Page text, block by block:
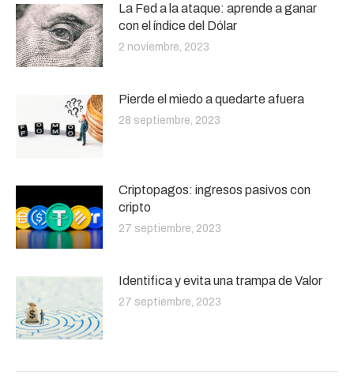
La Fed a la ataque: aprende a ganar
con el índice del Dólar
2 noviembre, 2023
Pierde el miedo a quedarte afuera
28 septiembre, 2023
Criptopagos: ingresos pasivos con
cripto
27 septiembre, 2023
Identifica y evita una trampa de Valor
27 septiembre, 2023